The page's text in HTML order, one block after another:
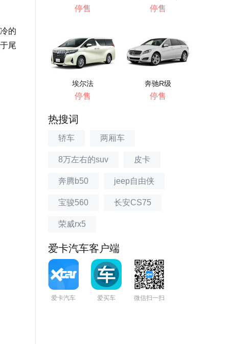
的
尾
停售 停售
埃尔法
停售
奔驰R级
停售
热搜词
轿车 两厢车
8万左右的suv 皮卡
奔腾b50 jeep自由侠
宝骏560 长安CS75
荣威rx5
爱卡汽车客户端
爱卡汽车 爱买车 微信扫一扫